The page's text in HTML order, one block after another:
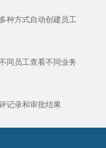
种方式自动创建员工
同员工查看不同业务
记录和审批结果